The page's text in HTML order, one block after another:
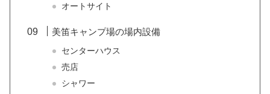
オートサイト
美笛キャンプ場の場内設備
センターハウス
売店
シャワー